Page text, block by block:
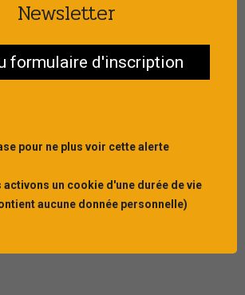
Interbibly en mode questionnaire
: 22 JUIL 2026
Rejoignez-nous le 10 septembre
célèbre cette ann&...
Newsletter
formulaire d'inscription
pour ne plus voir cette alerte
activons un cookie d'une durée de vie
aucune donnée personnelle)